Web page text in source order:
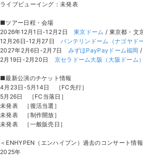
ライブビューイング：未発表
■ツアー日程・会場
2026年12月1日-12月2日東京ドーム / 東京都・文
12月26日-12月27日バンテリンドーム（ナゴヤドー
2027年2月6日-2月7日 みずほPayPayドーム福岡 /
2月19日-2月20日 京セラドーム大阪（大阪ドーム）
■最新公演のチケット情報
4月23日-5月14日 ［FC先行］
5月26日 ［FC当落日］
未発表 ［復活当選］
未発表 ［制作開放］
未発表 ［一般販売日］
＜ENHYPEN（エンハイプン）過去のコンサート情報
2025年